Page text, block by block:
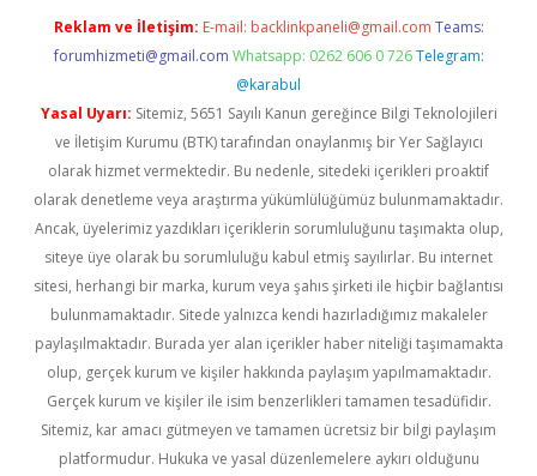
Reklam ve İletişim: E-mail: backlinkpaneli@gmail.com Teams:
forumhizmeti@gmail.com Whatsapp: 0262 606 0 726 Telegram:
@karabul
Yasal Uyarı: Sitemiz, 5651 Sayılı Kanun gereğince Bilgi Teknolojileri
ve İletişim Kurumu (BTK) tarafından onaylanmış bir Yer Sağlayıcı
olarak hizmet vermektedir. Bu nedenle, sitedeki içerikleri proaktif
olarak denetleme veya araştırma yükümlülüğümüz bulunmamaktadır.
Ancak, üyelerimiz yazdıkları içeriklerin sorumluluğunu taşımakta olup,
siteye üye olarak bu sorumluluğu kabul etmiş sayılırlar. Bu internet
sitesi, herhangi bir marka, kurum veya şahıs şirketi ile hiçbir bağlantısı
bulunmamaktadır. Sitede yalnızca kendi hazırladığımız makaleler
paylaşılmaktadır. Burada yer alan içerikler haber niteliği taşımamakta
olup, gerçek kurum ve kişiler hakkında paylaşım yapılmamaktadır.
Gerçek kurum ve kişiler ile isim benzerlikleri tamamen tesadüfidir.
Sitemiz, kar amacı gütmeyen ve tamamen ücretsiz bir bilgi paylaşım
platformudur. Hukuka ve yasal düzenlemelere aykırı olduğunu